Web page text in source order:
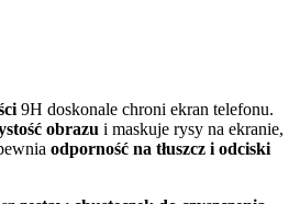
9H doskonale chroni ekran telefonu.
obrazu i maskuje rysy na ekranie,
odporność na tłuszcz i odciski